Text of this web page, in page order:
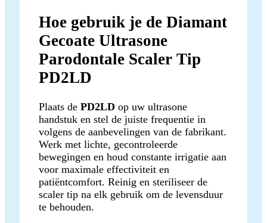
Hoe gebruik je de Diamant
Gecoate Ultrasone
Parodontale Scaler Tip
PD2LD
Plaats de PD2LD op uw ultrasone
handstuk en stel de juiste frequentie in
volgens de aanbevelingen van de fabrikant.
Werk met lichte, gecontroleerde
bewegingen en houd constante irrigatie aan
voor maximale effectiviteit en
patiëntcomfort. Reinig en steriliseer de
scaler tip na elk gebruik om de levensduur
te behouden.